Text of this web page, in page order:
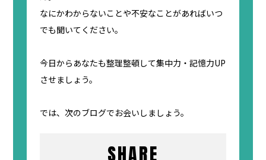
なにかわからないことや不安なことがあればいつ
でも聞いてください。
今日からあなたも整理整頓して集中力・記憶力UP
させましょう。
では、次のブログでお会いしましょう。
SHARE